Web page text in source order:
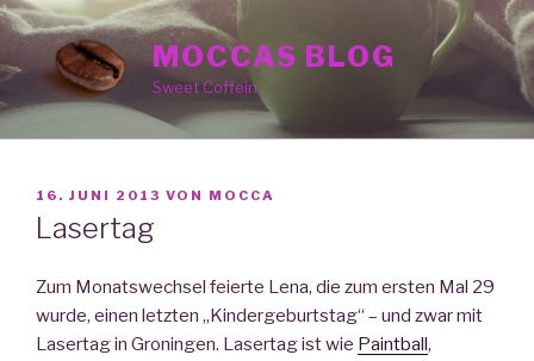
Zum
Inhalt
springen
MOCCAS BLOG
Sweet Coffein
VERÖFFENTLICHT
AM
16. JUNI 2013 VON MOCCA
Lasertag
Zum Monatswechsel feierte Lena, die zum ersten Mal 29
wurde, einen letzten „Kindergeburtstag“ – und zwar mit
Lasertag in Groningen. Lasertag ist wie Paintball,